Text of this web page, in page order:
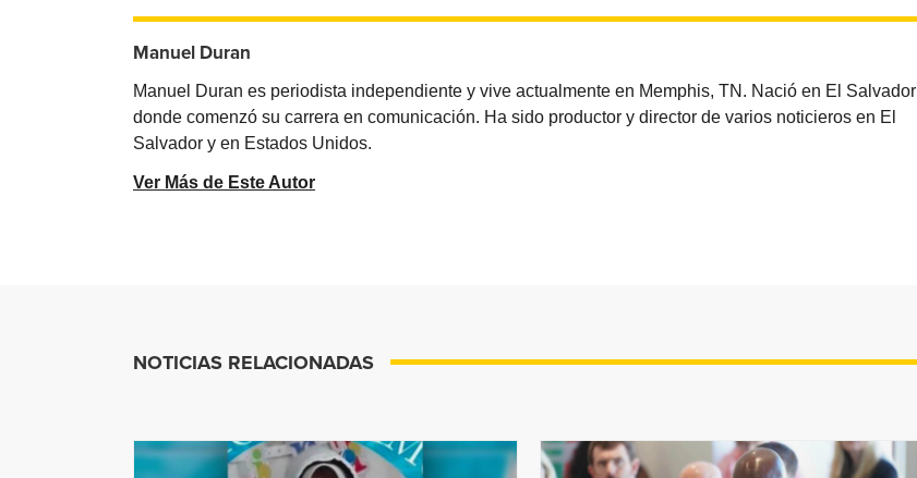
Manuel Duran
Manuel Duran es periodista independiente y vive actualmente en Memphis, TN. Nació en El Salvador
donde comenzó su carrera en comunicación. Ha sido productor y director de varios noticieros en El
Salvador y en Estados Unidos.
Ver Más de Este Autor
NOTICIAS RELACIONADAS